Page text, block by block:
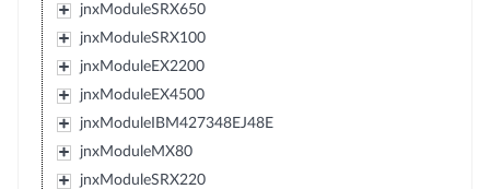
jnxModuleSRX650
jnxModuleSRX100
jnxModuleEX2200
jnxModuleEX4500
jnxModuleIBM427348EJ48E
jnxModuleMX80
jnxModuleSRX220